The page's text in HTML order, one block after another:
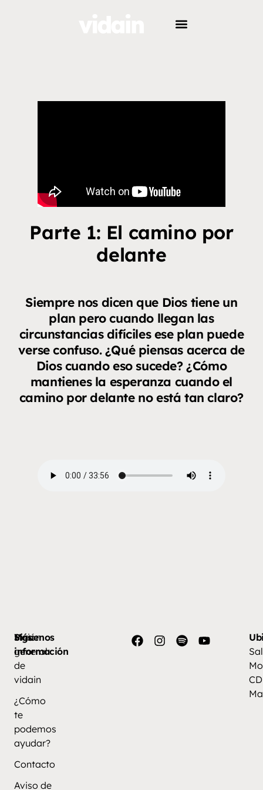
Parte 1: El camino por
delante
Siempre nos dicen que Dios tiene un
plan pero cuando llegan las
circunstancias difíciles ese plan puede
verse confuso. ¿Qué piensas acerca de
Dios cuando eso sucede? ¿Cómo
mantienes la esperanza cuando el
camino por delante no está tan claro?
Más
información
Visión
general
de
vidain
¿Cómo
te
podemos
ayudar?
Contacto
Aviso de
Síguenos